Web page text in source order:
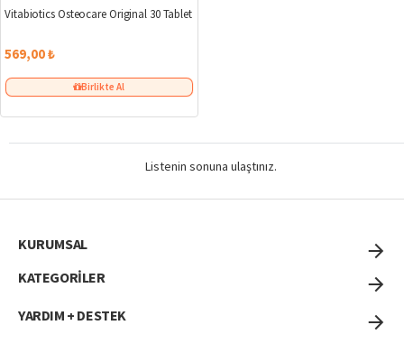
Vitabiotics Osteocare Original 30 Tablet
569,00 ₺
Birlikte Al
Listenin sonuna ulaştınız.
KURUMSAL
KATEGORİLER
YARDIM + DESTEK